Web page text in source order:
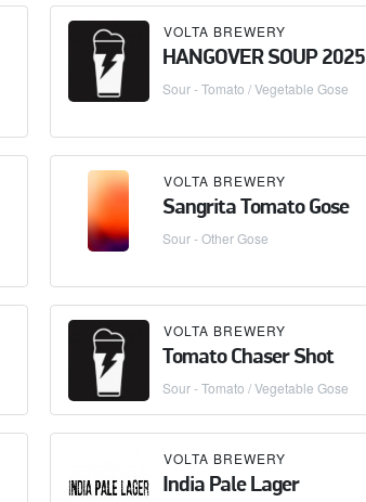
VOLTA BREWERY
HANGOVER SOUP 2025
Sour - Tomato / Vegetable Gose
VOLTA BREWERY
Sangrita Tomato Gose
Sour - Other Gose
VOLTA BREWERY
Tomato Chaser Shot
Sour - Tomato / Vegetable Gose
VOLTA BREWERY
India Pale Lager